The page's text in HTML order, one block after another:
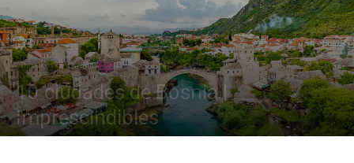
Destinos Europa
10 ciudades de Bosnia |
Imprescindibles